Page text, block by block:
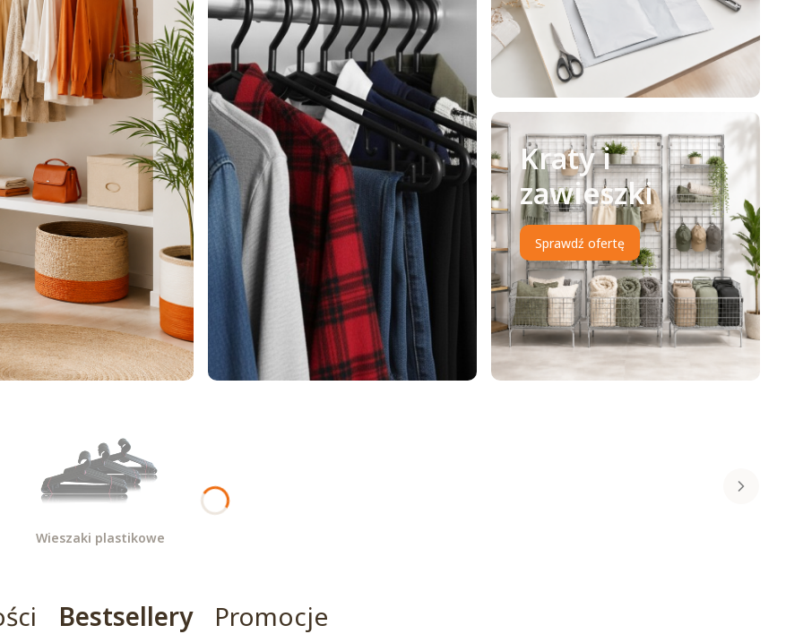
Kraty i
zawieszki
Sprawdź ofertę
Wieszaki plastikowe
Bestsellery Promocje